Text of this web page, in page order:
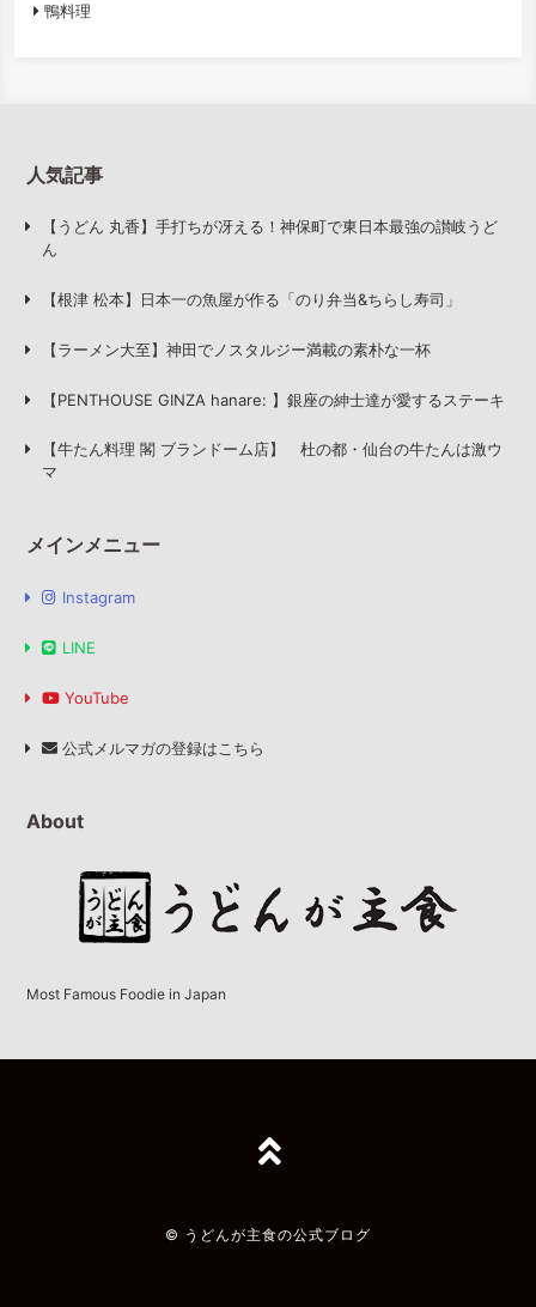
鴨料理
人気記事
【うどん 丸香】手打ちが冴える！神保町で東日本最強の讃岐うど
ん
【根津 松本】日本一の魚屋が作る「のり弁当&ちらし寿司」
【ラーメン大至】神田でノスタルジー満載の素朴な一杯
【PENTHOUSE GINZA hanare: 】銀座の紳士達が愛するステーキ
【牛たん料理 閣 ブランドーム店】 杜の都・仙台の牛たんは激ウ
マ
メインメニュー
Instagram
LINE
YouTube
公式メルマガの登録はこちら
About
Most Famous Foodie in Japan
TOPへ
© うどんが主食の公式ブログ